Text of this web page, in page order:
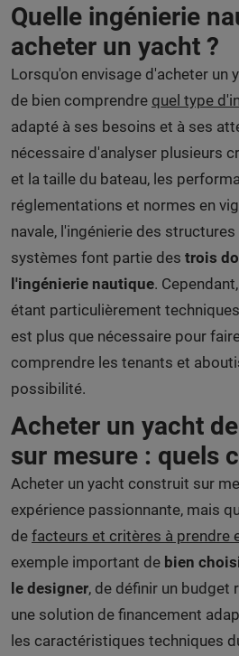
Quelle ingénierie
acheter un yacht ?
Lorsqu'on envisage d'acheter un
de bien comprendre quel type
adapté à ses besoins et à ses
nécessaire d'analyser plusieurs
et la taille du bateau, les
réglementations et normes en
navale, l'ingénierie des
systèmes font partie des trois
l'ingénierie nautique.
étant particulièrement
est plus que nécessaire pour
comprendre les tenants et
possibilité.
Acheter un yacht
sur mesure : quels
Acheter un yacht construit sur
expérience passionnante, mais
de facteurs et critères à prendre
exemple important de bien
le designer, de définir un budget
une solution de financement
les caractéristiques techniques